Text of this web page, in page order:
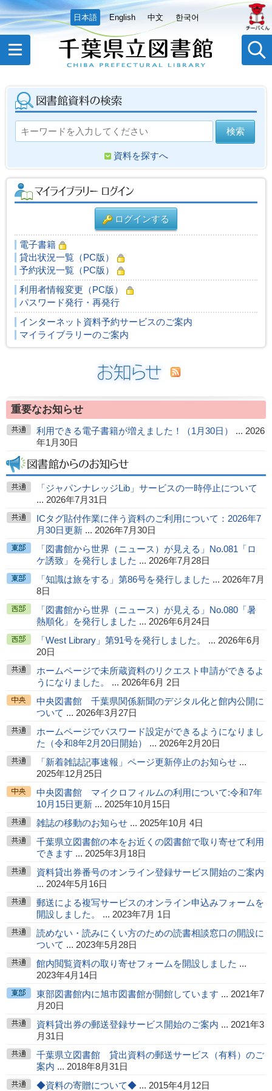
日本語 English 中文 한국어
資料を探すへ
ログインする
電子書籍
貸出状況一覧（PC版）
予約状況一覧（PC版）
利用者情報変更（PC版）
パスワード発行・再発行
インターネット資料予約サービスのご案内
マイライブラリーのご案内
重要なお知らせ
利用できる電子書籍が増えました！（1月30日）
... 2026
年1月30日
「ジャパンナレッジLib」サービスの一時停止について
... 2026年7月31日
ICタグ貼付作業に伴う資料のご利用について：2026年7
月30日更新 ... 2026年7月30日
「図書館から世界（ニュース）が見える」No.081「ロ
ケ誘致」を発行しました ... 2026年7月28日
「知識は旅をする」第86号を発行しました ... 2026年7月
8日
「図書館から世界（ニュース）が見える」No.080「暑
熱順化」を発行しました ... 2026年6月24日
「West Library」第91号を発行しました。
... 2026年6月
20日
ホームページで未所蔵資料のリクエスト申請ができるよ
うになりました。
... 2026年6月 2日
中央図書館 千葉県関係新聞のデジタル化と館内公開に
ついて ... 2026年3月27日
ホームページでパスワード設定ができるようになりまし
た（令和8年2月20日開始）
... 2026年2月20日
「新着雑誌記事速報」ページ更新停止のお知らせ ...
2025年12月25日
中央図書館 マイクロフィルムの利用について:令和7年
10月15日更新 ... 2025年10月15日
雑誌の移動のお知らせ ... 2025年10月 4日
千葉県立図書館の本をお近くの図書館で取り寄せて利用
できます ... 2025年3月18日
資料貸出券番号のオンライン登録サービス開始のご案内
... 2024年5月16日
郵送による複写サービスのオンライン申込みフォームを
開設しました。
... 2023年7月 1日
読めない・読みにくい方のための読書相談窓口の開設に
ついて ... 2023年5月28日
館内閲覧資料の取り寄せフォームを開設しました ...
2023年4月14日
東部図書館内に旭市図書館が開館しています ... 2021年7
月20日
資料貸出券の郵送登録サービス開始のご案内 ... 2021年3
月31日
千葉県立図書館 貸出資料の郵送サービス（有料）のご
案内 ... 2018年8月31日
◆資料の寄贈について◆ ... 2015年4月12日